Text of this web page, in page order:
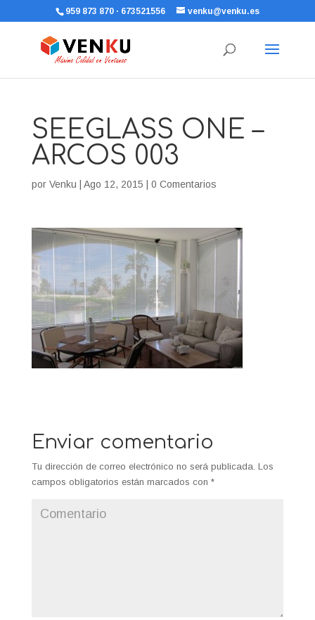
959 873 870 · 673521556 venku@venku.es
SEEGLASS ONE –
ARCOS 003
por Venku Ago 12, 2015 0 Comentarios
Enviar comentario
Tu dirección de correo electrónico no será publicada. Los
campos obligatorios están marcados con *